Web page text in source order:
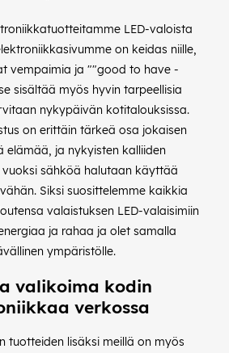
LED-valoista
on keidas niille,
vempaimia ja ""good to have -
sisältää myös hyvin tarpeellisia
nykypäivän kotitalouksissa.
on erittäin tärkeä osa jokaisen
elämää, ja nykyisten kalliiden
vuoksi sähköä halutaan käyttää
Siksi suosittelemme kaikkia
valaistuksen LED-valaisimiin
ja rahaa ja olet samalla
ympäristölle.
valikoima kodin
verkossa
tuotteiden lisäksi meillä on myös